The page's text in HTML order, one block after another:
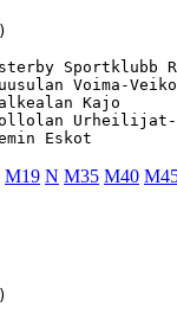
Sportklubb
Voima-
Kajo
M19 N M35 M40